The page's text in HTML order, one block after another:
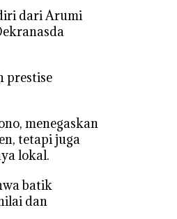
dari Arumi
prestise
menegaskan
tetapi juga
lokal.
batik
dan